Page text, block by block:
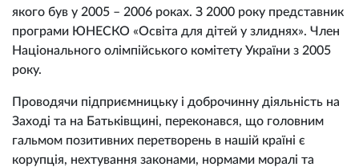
якого був у 2005 – 2006 роках. З 2000 року представник
програми ЮНЕСКО «Освіта для дітей у злиднях». Член
Національного олімпійського комітету України з 2005
року.
Проводячи підприємницьку і доброчинну діяльність на
Заході та на Батьківщині, переконався, що головним
гальмом позитивних перетворень в нашій країні є
корупція, нехтування законами, нормами моралі та